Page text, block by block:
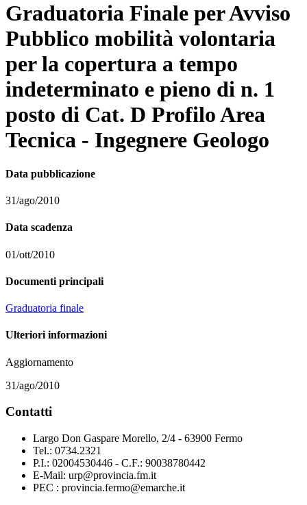
Graduatoria Finale per Avviso
Pubblico mobilità volontaria
per la copertura a tempo
indeterminato e pieno di n. 1
posto di Cat. D Profilo Area
Tecnica - Ingegnere Geologo
Data pubblicazione
31/ago/2010
Data scadenza
01/ott/2010
Documenti principali
Graduatoria finale
Ulteriori informazioni
Aggiornamento
31/ago/2010
Contatti
Largo Don Gaspare Morello, 2/4 - 63900 Fermo
Tel.: 0734.2321
P.I.: 02004530446 - C.F.: 90038780442
E-Mail: urp@provincia.fm.it
PEC : provincia.fermo@emarche.it